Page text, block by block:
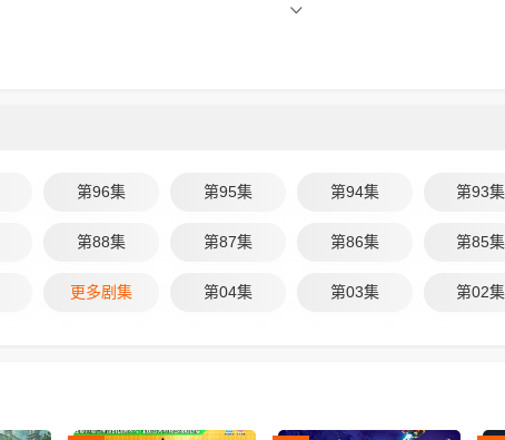
第96集 第95集 第94集 第93集
第88集 第87集 第86集 第85集
更多剧集 第04集 第03集 第02集